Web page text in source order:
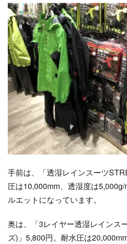
手前は、「透湿レインスーツ
圧は10,000mm、透湿度は
ルエットになっています。
奥は、「3レイヤー透湿レインス
ズ)」5,800円。耐水圧は